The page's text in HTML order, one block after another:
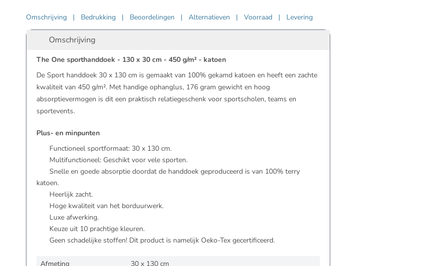
Omschrijving | Bedrukking | Beoordelingen | Alternatieven | Voorraad | Levering
Omschrijving
The One sporthanddoek - 130 x 30 cm - 450 g/m² - katoen
De Sport handdoek 30 x 130 cm is gemaakt van 100% gekamd katoen en heeft een zachte
kwaliteit van 450 g/m². Met handige ophanglus, 176 gram gewicht en hoog
absorptievermogen is dit een praktisch relatiegeschenk voor sportscholen, teams en
sportevents.
Plus- en minpunten
Functioneel sportformaat: 30 x 130 cm.
Multifunctioneel: Geschikt voor vele sporten.
Snelle en goede absorptie doordat de handdoek geproduceerd is van 100% terry
katoen.
Heerlijk zacht.
Hoge kwaliteit van het borduurwerk.
Luxe afwerking.
Keuze uit 10 prachtige kleuren.
Geen schadelijke stoffen! Dit product is namelijk Oeko-Tex gecertificeerd.
Afmeting
30 x 130 cm